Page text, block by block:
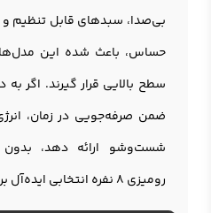
بی‌صدا، سبدهای قابل تنظیم و
حساس، باعث شده این مدل‌ها
سطح بالایی قرار گیرند. اگر
ضمن صرفه‌جویی در زمان،
شست‌وشو ارائه دهد،
رومیزی 8 نفره انتخابی ایده‌آل برای شماست.